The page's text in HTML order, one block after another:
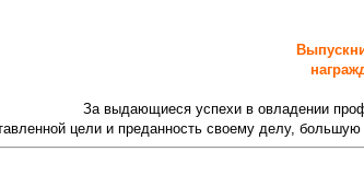
За выдающиеся успехи в овладении
цели и преданность своему делу,